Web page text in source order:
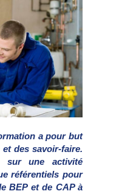
a pour but
et des savoir-faire.
sur une activité
référentiels pour
BEP et de CAP à